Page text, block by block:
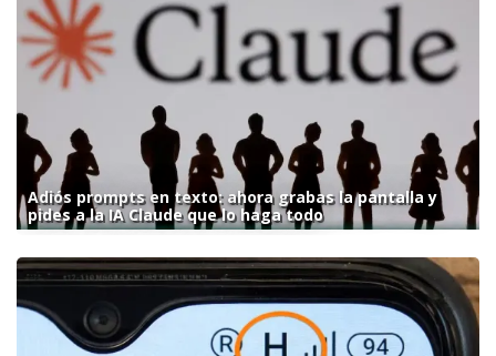
Adiós prompts en texto: ahora grabas la pantalla y
pides a la IA Claude que lo haga todo